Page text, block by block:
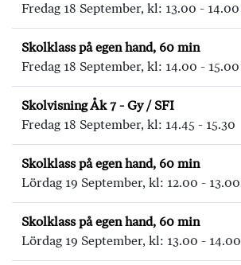
Fredag 18 September, kl: 13.00 - 14.00
Skolklass på egen hand, 60 min
Fredag 18 September, kl: 14.00 - 15.00
Skolvisning Åk 7 - Gy / SFI
Fredag 18 September, kl: 14.45 - 15.30
Skolklass på egen hand, 60 min
Lördag 19 September, kl: 12.00 - 13.00
Skolklass på egen hand, 60 min
Lördag 19 September, kl: 13.00 - 14.00